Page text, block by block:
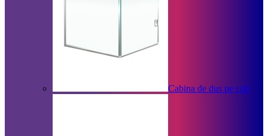
Cabina de dus pe colt